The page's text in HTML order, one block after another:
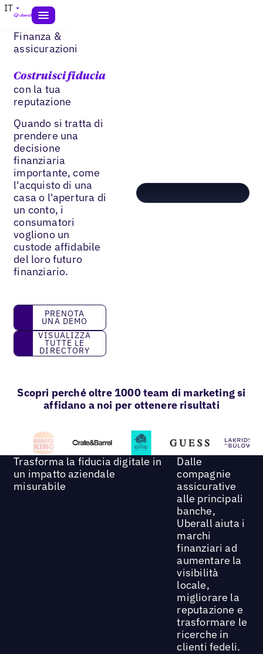
IT
Finanza &
assicurazioni
Costruisci fiducia
con la tua
reputazione
Quando si tratta di
prendere una
decisione
finanziaria
importante, come
l'acquisto di una
casa o l'apertura di
un conto, i
consumatori
vogliono un
custode affidabile
del loro futuro
finanziario.
prenota una demo
PRENOTA
UNA DEMO
Visualizza tutte le directory
VISUALIZZA
TUTTE LE
DIRECTORY
Scopri perché oltre 1000 team di marketing si
affidano a noi per ottenere risultati
Trasforma la fiducia digitale in
un impatto aziendale
misurabile
Dalle
compagnie
assicurative
alle principali
banche,
Uberall aiuta i
marchi
finanziari ad
aumentare la
visibilità
locale,
migliorare la
reputazione e
trasformare le
ricerche in
clienti fedeli.